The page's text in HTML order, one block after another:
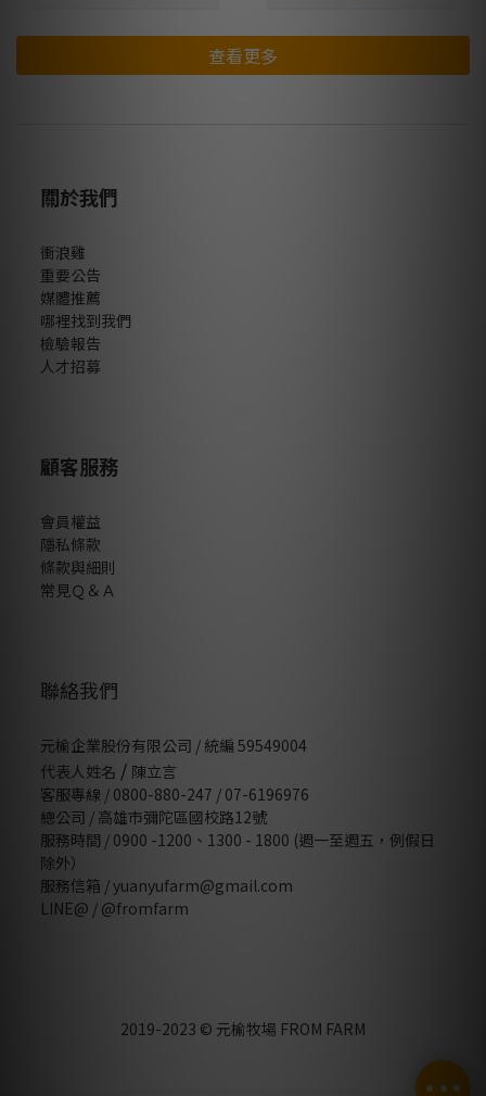
查看更多
關於我們
衝浪雞
重要公告
媒體推薦
哪裡找到我們
檢驗報告
人才招募
顧客服務
會員權益
隱私條款
條款與細則
常見Ｑ＆Ａ
聯絡我們
元榆企業股份有限公司 / 統編 59549004
代表人姓名 / 陳立言
客服專線 / 0800-880-247 / 07-6196976
總公司 / 高雄市彌陀區國校路12號
服務時間 / 0900 -1200、1300 - 1800 (週一至週五，例假日
除外）
服務信箱 / yuanyufarm@gmail.com
LINE@ / @fromfarm
2019-2023 © 元榆牧場 FROM FARM